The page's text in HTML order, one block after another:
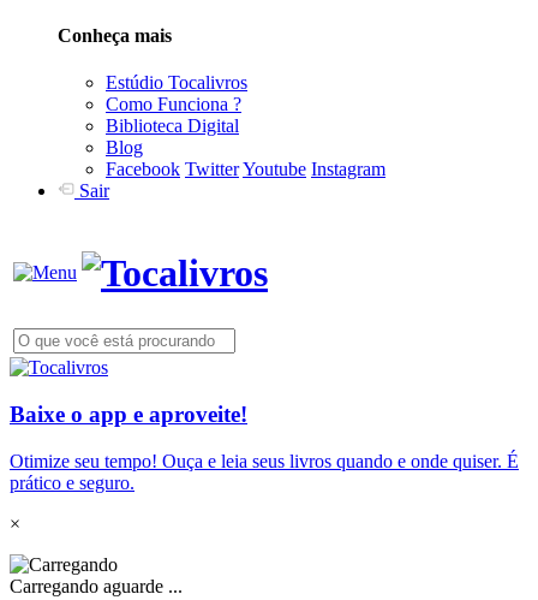
Conheça mais
Estúdio Tocalivros
Como Funciona ?
Biblioteca Digital
Blog
Facebook TwitterYoutube Instagram
Sair
Baixe o app e aproveite!
Otimize seu tempo! Ouça e leia seus livros quando e onde quiser. É
prático e seguro.
×
Carregando aguarde ...